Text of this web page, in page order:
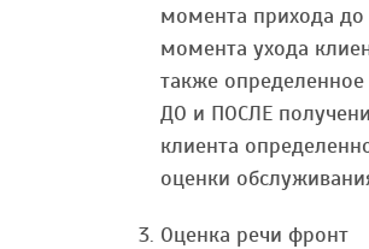
момента прихода до
момента ухода
также
ДО и ПОСЛЕ
клиента
оценки
Оценка речи фронт